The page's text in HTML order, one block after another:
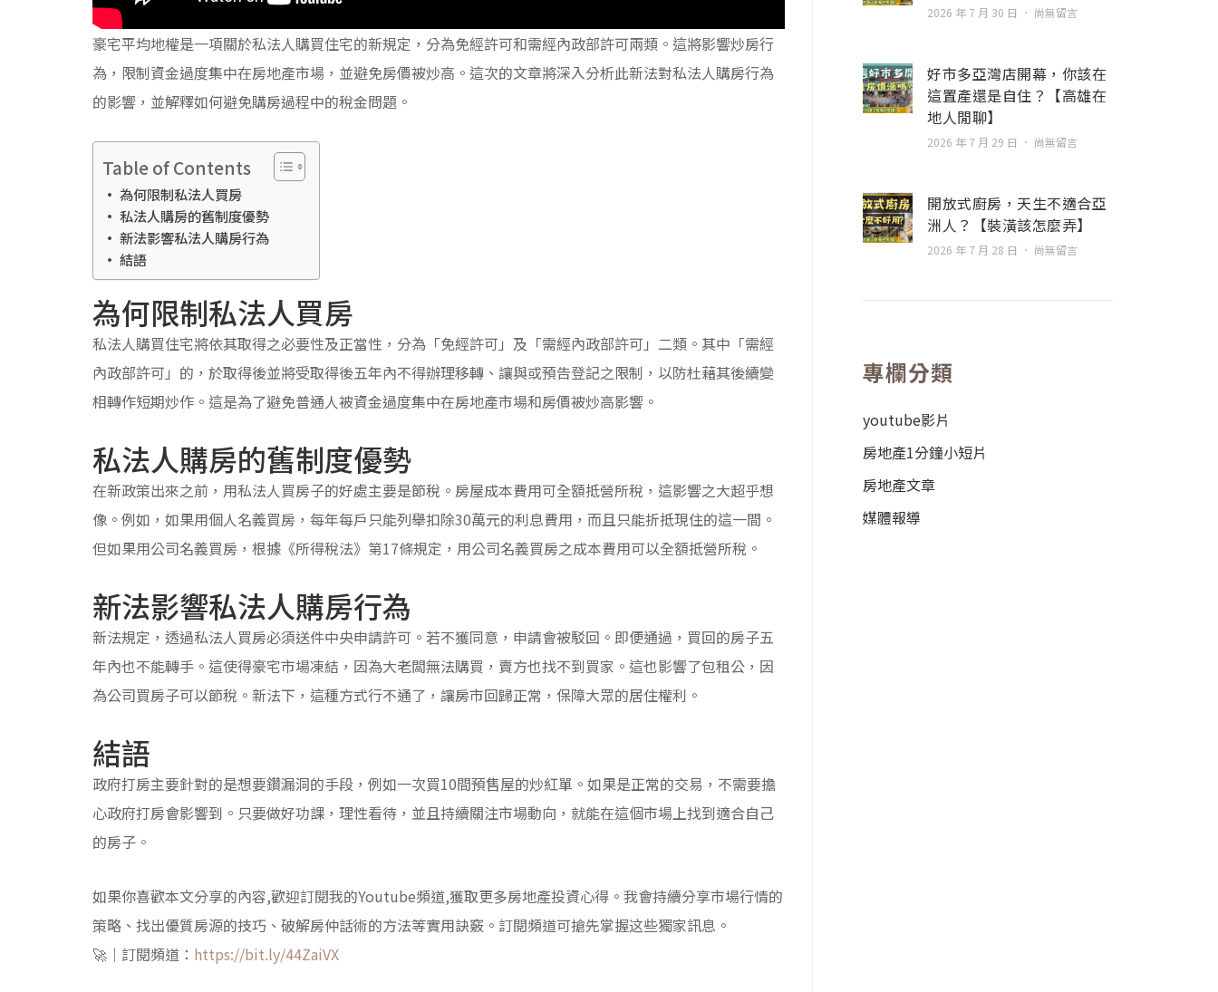
豪宅平均地權是一項關於私法人購買住宅的新規定，分為免經許可和需經內政部許可兩類。這將影響炒房行
為，限制資金過度集中在房地產市場，並避免房價被炒高。這次的文章將深入分析此新法對私法人購房行為
的影響，並解釋如何避免購房過程中的稅金問題。
Table of Contents
為何限制私法人買房
私法人購房的舊制度優勢
新法影響私法人購房行為
結語
為何限制私法人買房
私法人購買住宅將依其取得之必要性及正當性，分為「免經許可」及「需經內政部許可」二類。其中「需經
內政部許可」的，於取得後並將受取得後五年內不得辦理移轉、讓與或預告登記之限制，以防杜藉其後續變
相轉作短期炒作。這是為了避免普通人被資金過度集中在房地產市場和房價被炒高影響。
私法人購房的舊制度優勢
在新政策出來之前，用私法人買房子的好處主要是節稅。房屋成本費用可全額抵營所稅，這影響之大超乎想
像。例如，如果用個人名義買房，每年每戶只能列舉扣除30萬元的利息費用，而且只能折抵現住的這一間。
但如果用公司名義買房，根據《所得稅法》第17條規定，用公司名義買房之成本費用可以全額抵營所稅。
新法影響私法人購房行為
新法規定，透過私法人買房必須送件中央申請許可。若不獲同意，申請會被駁回。即便通過，買回的房子五
年內也不能轉手。這使得豪宅市場凍結，因為大老闆無法購買，賣方也找不到買家。這也影響了包租公，因
為公司買房子可以節稅。新法下，這種方式行不通了，讓房市回歸正常，保障大眾的居住權利。
結語
政府打房主要針對的是想要鑽漏洞的手段，例如一次買10間預售屋的炒紅單。如果是正常的交易，不需要擔
心政府打房會影響到。只要做好功課，理性看待，並且持續關注市場動向，就能在這個市場上找到適合自己
的房子。
如果你喜歡本文分享的內容,歡迎訂閱我的Youtube頻道,獲取更多房地產投資心得。我會持續分享市場行情的
策略、找出優質房源的技巧、破解房仲話術的方法等實用訣竅。訂閱頻道可搶先掌握这些獨家訊息。
🚀｜訂閱頻道： https://bit.ly/44ZaiVX
2026 年 7 月 30 日 尚無留言
好市多亞灣店開幕，你該在
這置產還是自住？【高雄在
地人閒聊】
2026 年 7 月 29 日 尚無留言
開放式廚房，天生不適合亞
洲人？【裝潢該怎麼弄】
2026 年 7 月 28 日 尚無留言
專欄分類
youtube影片
房地產1分鐘小短片
房地產文章
媒體報導